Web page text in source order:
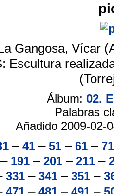
Gangosa, Vícar
Escultura
Álbum: 02.
Palabras
Añadido 2009-02-
– 41 – 51 – 61 – 71
– 191 – 201 – 211 –
331– 341– 351–